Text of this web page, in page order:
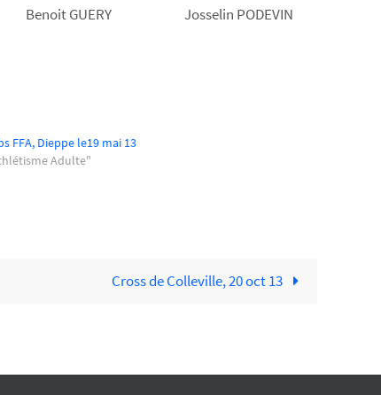
Benoit GUERY Josselin PODEVIN
FFA, Dieppe le19 mai 13
Adulte"
Cross de Colleville, 20 oct 13